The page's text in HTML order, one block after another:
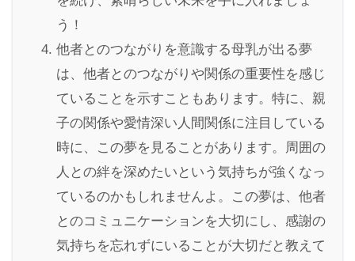
う！
他者とのつながりを意識する母乳が出る夢
は、他者とのつながりや関係の重要性を感じ
ていることを示すこともあります。特に、親
子の関係や愛情深い人間関係に注目している
時に、この夢を見ることがあります。周囲の
人との絆を深めたいという気持ちが強くなっ
ているのかもしれませんよ。この夢は、他者
とのコミュニケーションを大切にし、感謝の
気持ちを忘れずにいることが大切だと教えて